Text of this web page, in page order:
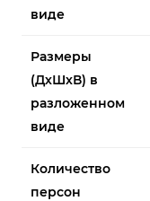
виде
Размеры
(ДхШхВ) в
разложенном
виде
Количество
персон